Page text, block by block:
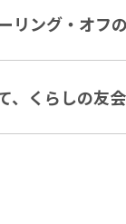
リング・オフ
、くらしの友